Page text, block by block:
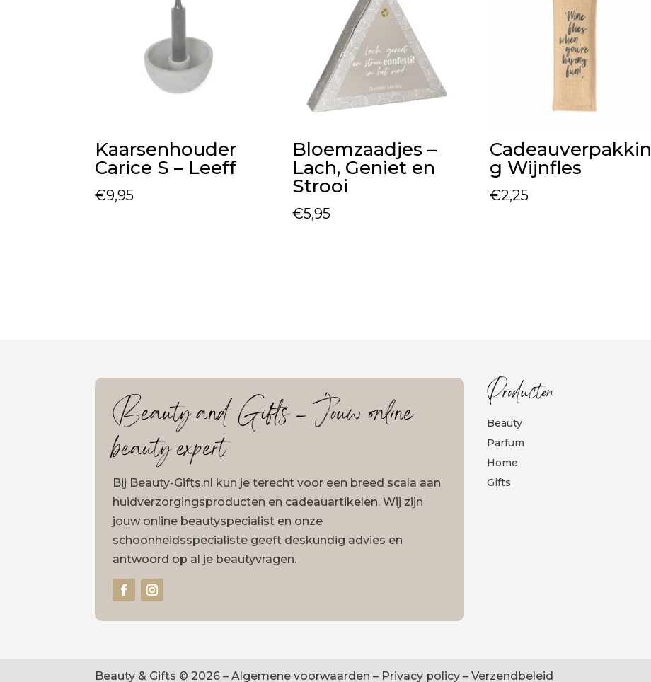
Kaarsenhouder
Carice S – Leeff
€9,95
Bloemzaadjes –
Lach, Geniet en
Strooi
€5,95
Cadeauverpakkin
g Wijnfles
€2,25
Beauty and Gifts – Jouw online
beauty expert
Bij Beauty-Gifts.nl kun je terecht voor een breed scala aan
huidverzorgingsproducten en cadeauartikelen. Wij zijn
jouw online beautyspecialist en onze
schoonheidsspecialiste geeft deskundig advies en
antwoord op al je beautyvragen.
Producten
Beauty
Parfum
Home
Gifts
Beauty & Gifts © 2026 –Algemene voorwaarden – Privacy policy –Verzendbeleid